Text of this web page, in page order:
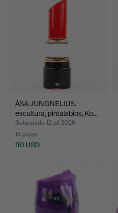
ÅSA JUNGNELIUS.
escultura, pintalabios, Ko…
Subastado 12 jul 2026
14 pujas
90 USD